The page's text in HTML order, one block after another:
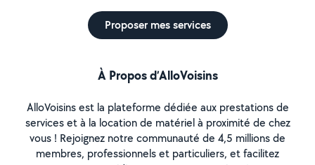
Proposer mes services
À Propos d’AlloVoisins
AlloVoisins est la plateforme dédiée aux prestations de
services et à la location de matériel à proximité de chez
vous ! Rejoignez notre communauté de 4,5 millions de
membres, professionnels et particuliers, et facilitez